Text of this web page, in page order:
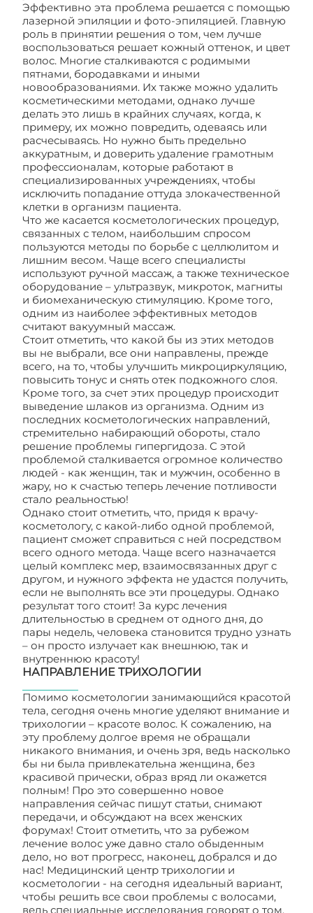
Эффективно эта проблема решается с помощью
лазерной эпиляции и фото-эпиляцией. Главную
роль в принятии решения о том, чем лучше
воспользоваться решает кожный оттенок, и цвет
волос. Многие сталкиваются с родимыми
пятнами, бородавками и иными
новообразованиями. Их также можно удалить
косметическими методами, однако лучше
делать это лишь в крайних случаях, когда, к
примеру, их можно повредить, одеваясь или
расчесываясь. Но нужно быть предельно
аккуратным, и доверить удаление грамотным
профессионалам, которые работают в
специализированных учреждениях, чтобы
исключить попадание оттуда злокачественной
клетки в организм пациента.
Что же касается косметологических процедур,
связанных с телом, наибольшим спросом
пользуются методы по борьбе с целлюлитом и
лишним весом. Чаще всего специалисты
используют ручной массаж, а также техническое
оборудование – ультразвук, микроток, магниты
и биомеханическую стимуляцию. Кроме того,
одним из наиболее эффективных методов
считают вакуумный массаж.
Стоит отметить, что какой бы из этих методов
вы не выбрали, все они направлены, прежде
всего, на то, чтобы улучшить микроциркуляцию,
повысить тонус и снять отек подкожного слоя.
Кроме того, за счет этих процедур происходит
выведение шлаков из организма. Одним из
последних косметологических направлений,
стремительно набирающий обороты, стало
решение проблемы гипергидоза. С этой
проблемой сталкивается огромное количество
людей - как женщин, так и мужчин, особенно в
жару, но к счастью теперь лечение потливости
стало реальностью!
Однако стоит отметить, что, придя к врачу-
косметологу, с какой-либо одной проблемой,
пациент сможет справиться с ней посредством
всего одного метода. Чаще всего назначается
целый комплекс мер, взаимосвязанных друг с
другом, и нужного эффекта не удастся получить,
если не выполнять все эти процедуры. Однако
результат того стоит! За курс лечения
длительностью в среднем от одного дня, до
пары недель, человека становится трудно узнать
– он просто излучает как внешнюю, так и
внутреннюю красоту!
НАПРАВЛЕНИЕ ТРИХОЛОГИИ
Помимо косметологии занимающийся красотой
тела, сегодня очень многие уделяют внимание и
трихологии – красоте волос. К сожалению, на
эту проблему долгое время не обращали
никакого внимания, и очень зря, ведь насколько
бы ни была привлекательна женщина, без
красивой прически, образ вряд ли окажется
полным! Про это совершенно новое
направления сейчас пишут статьи, снимают
передачи, и обсуждают на всех женских
форумах! Стоит отметить, что за рубежом
лечение волос уже давно стало обыденным
дело, но вот прогресс, наконец, добрался и до
нас! Медицинский центр трихологии и
косметологии - на сегодня идеальный вариант,
чтобы решить все свои проблемы с волосами,
ведь специальные исследования говорят о том,